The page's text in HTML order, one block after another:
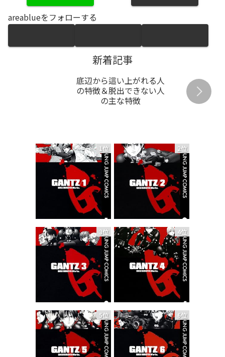
areablueをフォローする
新着記事
底辺から這い上がれる人
の特徴＆脱出できない人
の主な特徴
1位 2位
3位 4位
5位 6位